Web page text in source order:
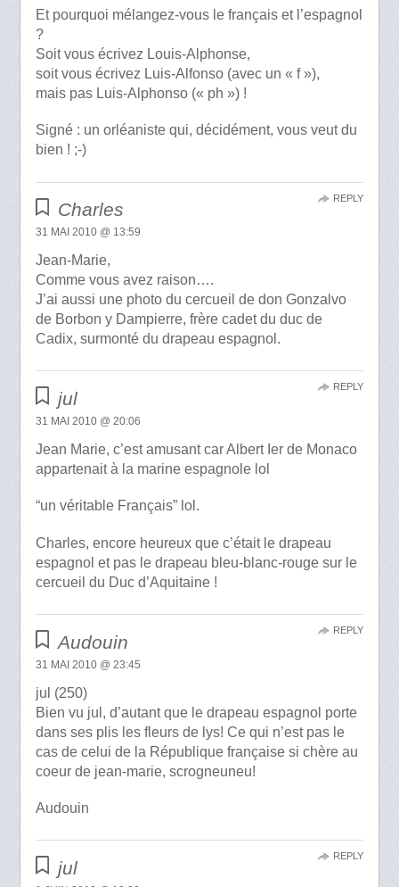
Et pourquoi mélangez-vous le français et l’espagnol
?
Soit vous écrivez Louis-Alphonse,
soit vous écrivez Luis-Alfonso (avec un « f »),
mais pas Luis-Alphonso (« ph ») !
Signé : un orléaniste qui, décidément, vous veut du
bien ! ;-)
Charles
31 MAI 2010 @ 13:59
Jean-Marie,
Comme vous avez raison….
J’ai aussi une photo du cercueil de don Gonzalvo
de Borbon y Dampierre, frère cadet du duc de
Cadix, surmonté du drapeau espagnol.
REPLY
jul
31 MAI 2010 @ 20:06
Jean Marie, c’est amusant car Albert Ier de Monaco
appartenait à la marine espagnole lol
“un véritable Français” lol.
Charles, encore heureux que c’était le drapeau
espagnol et pas le drapeau bleu-blanc-rouge sur le
cercueil du Duc d’Aquitaine !
REPLY
Audouin
31 MAI 2010 @ 23:45
jul (250)
Bien vu jul, d’autant que le drapeau espagnol porte
dans ses plis les fleurs de lys! Ce qui n’est pas le
cas de celui de la République française si chère au
coeur de jean-marie, scrogneuneu!
Audouin
REPLY
jul
REPLY